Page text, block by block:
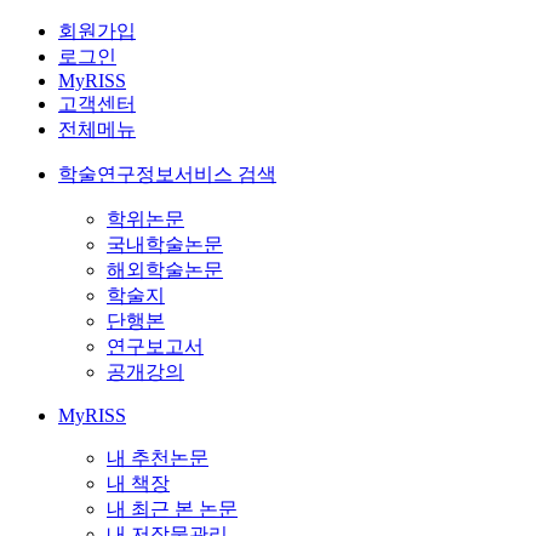
회원가입
로그인
MyRISS
고객센터
전체메뉴
학술연구정보서비스 검색
학위논문
국내학술논문
해외학술논문
학술지
단행본
연구보고서
공개강의
MyRISS
내 추천논문
내 책장
내 최근 본 논문